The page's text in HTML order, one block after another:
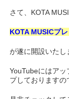
さて、KOTA
KOTA MUSICプ
が遂に開設いたし
YouTubeにはア
プしておりますの